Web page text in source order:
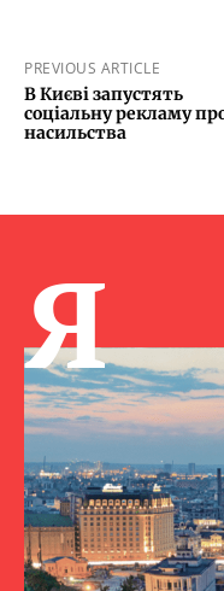
PREVIOUS ARTICLE
В Києві запустять
соціальну рекламу
насильства
Я